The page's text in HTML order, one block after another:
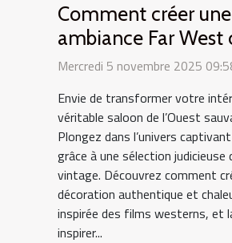
Comment créer une
ambiance Far West
avec des objets
Mercredi 5 novembre 2025
Envie de transformer votre
véritable saloon de l’Ouest
Plongez dans l’univers
grâce à une sélection judicieuse
vintage. Découvrez comment
décoration authentique et
inspirée des films westerns, et
inspirer...